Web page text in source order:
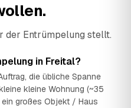
der Entrümpelung stellt.
in Freital?
die übliche Spanne
kleine Wohnung (~35
großes Objekt / Haus